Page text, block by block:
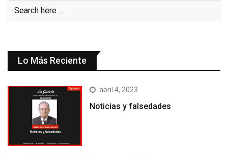
Lo Más Reciente
abril 4, 2023
Noticias y falsedades